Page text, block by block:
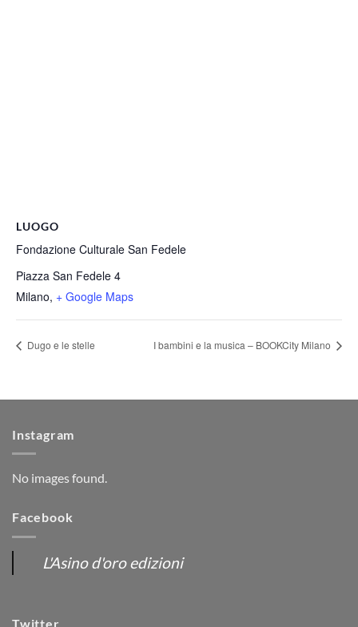
LUOGO
Fondazione Culturale San Fedele
Piazza San Fedele 4
Milano, + Google Maps
Dugo e le stelle I bambini e la musica – BOOKCity Milano
Instagram
No images found.
Facebook
L'Asino d'oro edizioni
Twitter